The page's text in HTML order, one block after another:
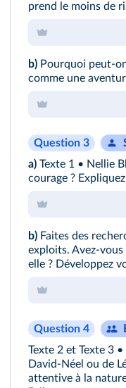
prend le moins de
b) Pourquoi peut-
comme une
Question 3
a) Texte 1 • Nellie
courage ?
b) Faites des
exploits. Avez-
elle ? Développez
Question 4
Texte 2 et Texte 3 •
David-Néel ou de
attentive à la